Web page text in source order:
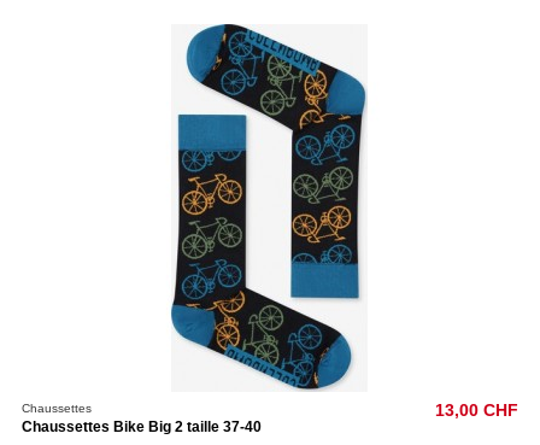
Chaussettes
Chaussettes Bike Big 2 taille 37-40
13,00 CHF